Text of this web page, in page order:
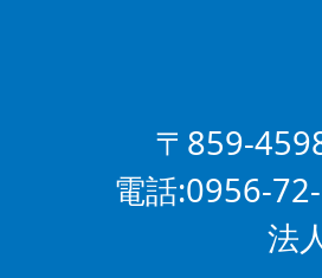
〒859-
電話:0956-
法